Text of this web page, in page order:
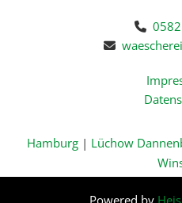


Hamburg| Lüchow
Powered by